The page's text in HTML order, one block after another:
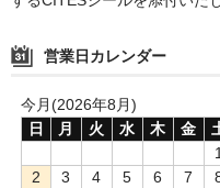
営業日カレンダー
今月(2026年8月)
日
月 火 水 木 金
2
3 4 5 6 7